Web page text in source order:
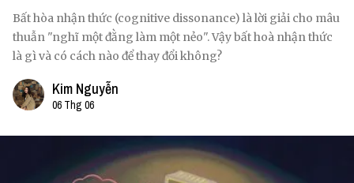
Bất hòa nhận thức (cognitive dissonance) là lời giải cho mâu
thuẫn "nghĩ một đằng làm một nẻo". Vậy bất hoà nhận thức
là gì và có cách nào để thay đổi không?
Kim Nguyễn
06 Thg 06